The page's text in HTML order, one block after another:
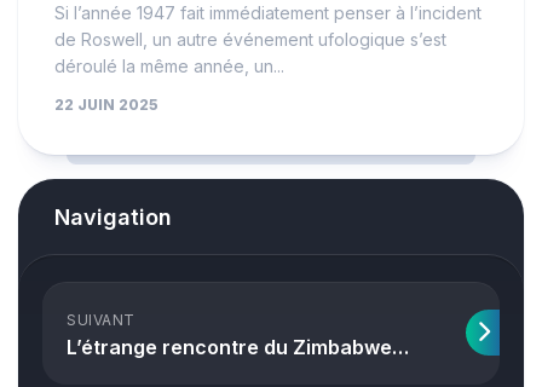
Si l’année 1947 fait immédiatement penser à l’incident
de Roswell, un autre événement ufologique s’est
déroulé la même année, un...
22 JUIN 2025
Navigation
SUIVANT
L’étrange rencontre du Zimbabwe…